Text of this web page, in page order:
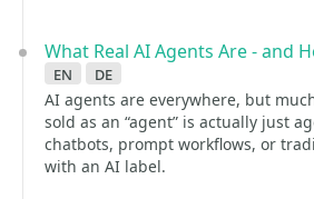
What Real AI Agents Are - and
en
de
AI agents are everywhere, but
sold as an “agent” is actually just
chatbots, prompt workflows, or
with an AI label.